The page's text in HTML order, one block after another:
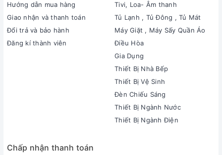
Hướng dẫn mua hàng
Giao nhận và thanh toán
Đổi trả và bảo hành
Đăng kí thành viên
Tivi, Loa- Âm thanh
Tủ Lạnh , Tủ Đông , Tủ Mát
Máy Giặt , Máy Sấy Quần Áo
Điều Hòa
Gia Dụng
Thiết Bị Nhà Bếp
Thiết Bị Vệ Sinh
Đèn Chiếu Sáng
Thiết Bị Ngành Nước
Thiết Bị Ngành Điện
Chấp nhận thanh toán